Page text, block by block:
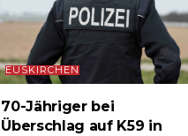
EUSKIRCHEN
70-Jähriger bei
Überschlag auf K59 in